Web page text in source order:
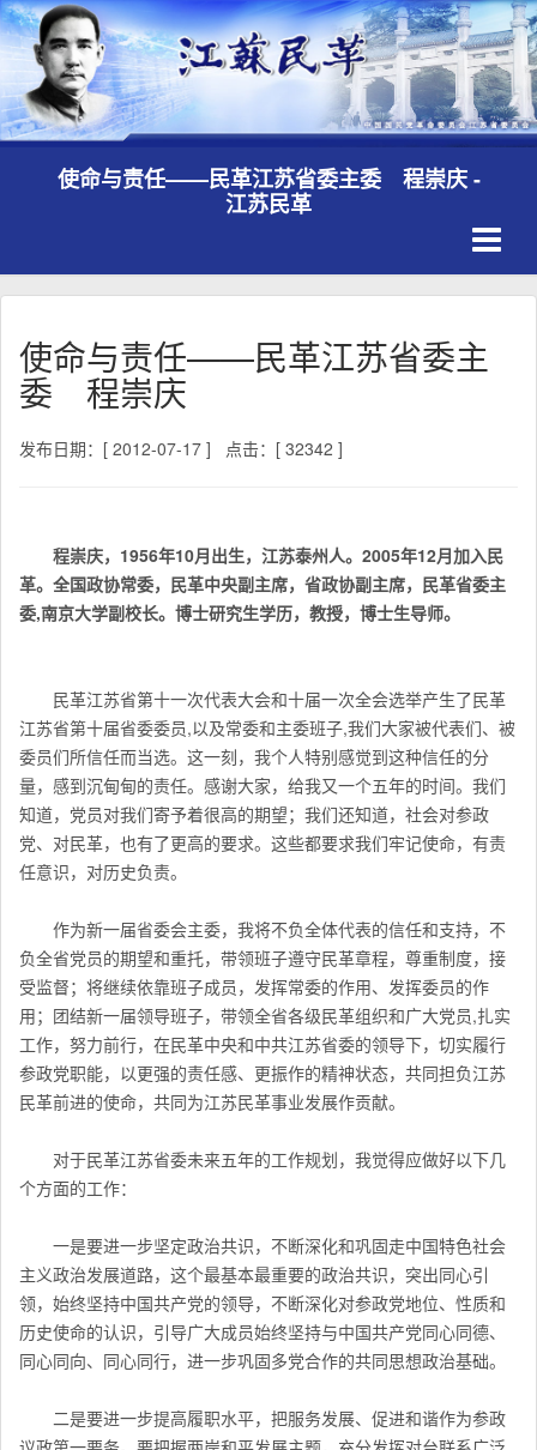
使命与责任——民革江苏省委主委 程崇庆 -
江苏民革
使命与责任——民革江苏省委主
委 程崇庆
发布日期：[ 2012-07-17 ] 点击：[ 32342 ]
程崇庆，1956年10月出生，江苏泰州人。2005年12月加入民
革。全国政协常委，民革中央副主席，省政协副主席，民革省委主
委,南京大学副校长。博士研究生学历，教授，博士生导师。
民革江苏省第十一次代表大会和十届一次全会选举产生了民革
江苏省第十届省委委员,以及常委和主委班子,我们大家被代表们、被
委员们所信任而当选。这一刻，我个人特别感觉到这种信任的分
量，感到沉甸甸的责任。感谢大家，给我又一个五年的时间。我们
知道，党员对我们寄予着很高的期望；我们还知道，社会对参政
党、对民革，也有了更高的要求。这些都要求我们牢记使命，有责
任意识，对历史负责。
作为新一届省委会主委，我将不负全体代表的信任和支持，不
负全省党员的期望和重托，带领班子遵守民革章程，尊重制度，接
受监督；将继续依靠班子成员，发挥常委的作用、发挥委员的作
用；团结新一届领导班子，带领全省各级民革组织和广大党员,扎实
工作，努力前行，在民革中央和中共江苏省委的领导下，切实履行
参政党职能，以更强的责任感、更振作的精神状态，共同担负江苏
民革前进的使命，共同为江苏民革事业发展作贡献。
对于民革江苏省委未来五年的工作规划，我觉得应做好以下几
个方面的工作：
一是要进一步坚定政治共识，不断深化和巩固走中国特色社会
主义政治发展道路，这个最基本最重要的政治共识，突出同心引
领，始终坚持中国共产党的领导，不断深化对参政党地位、性质和
历史使命的认识，引导广大成员始终坚持与中国共产党同心同德、
同心同向、同心同行，进一步巩固多党合作的共同思想政治基础。
二是要进一步提高履职水平，把服务发展、促进和谐作为参政